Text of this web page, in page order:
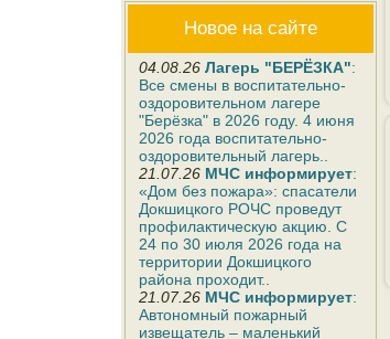
Новое на сайте
04.08.26 Лагерь "БЕРЁЗКА":
Все смены в воспитательно-
оздоровительном лагере
"Берёзка" в 2026 году. 4 июня
2026 года воспитательно-
оздоровительный лагерь..
21.07.26 МЧС информирует:
«Дом без пожара»: спасатели
Докшицкого РОЧС проведут
профилактическую акцию. С
24 по 30 июля 2026 года на
территории Докшицкого
района проходит..
21.07.26 МЧС информирует:
Автономный пожарный
извещатель – маленький